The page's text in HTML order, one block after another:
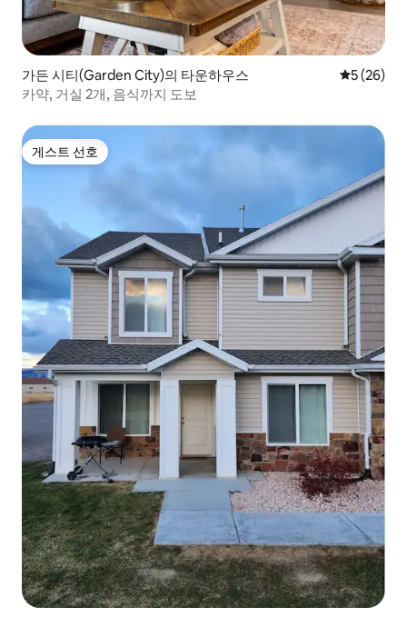
가든 시티(Garden City)의 타운하우스 평점 5점(5
5 (26)
카약, 거실 2개, 음식까지 도보
게스트 선호
게스트 선호